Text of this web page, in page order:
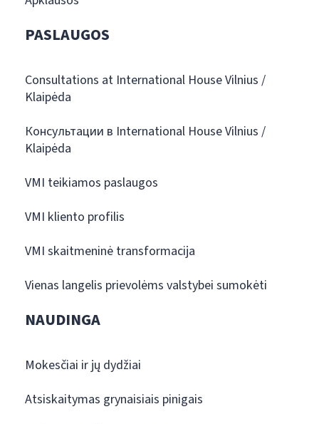
PASLAUGOS
Consultations at International House Vilnius /
Klaipėda
Консультации в International House Vilnius /
Klaipėda
VMI teikiamos paslaugos
VMI kliento profilis
VMI skaitmeninė transformacija
Vienas langelis prievolėms valstybei sumokėti
NAUDINGA
Mokesčiai ir jų dydžiai
Atsiskaitymas grynaisiais pinigais